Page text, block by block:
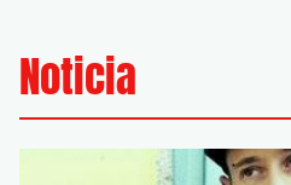
Noticia